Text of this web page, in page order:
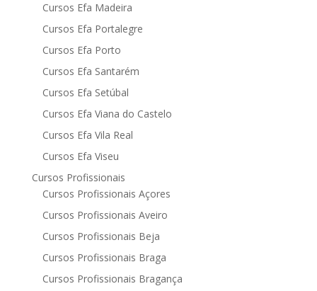
Cursos Efa Madeira
Cursos Efa Portalegre
Cursos Efa Porto
Cursos Efa Santarém
Cursos Efa Setúbal
Cursos Efa Viana do Castelo
Cursos Efa Vila Real
Cursos Efa Viseu
Cursos Profissionais
Cursos Profissionais Açores
Cursos Profissionais Aveiro
Cursos Profissionais Beja
Cursos Profissionais Braga
Cursos Profissionais Bragança